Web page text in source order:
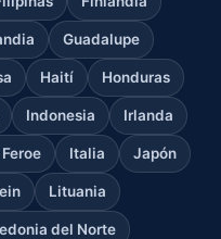
Guadalupe
Haití Honduras
Indonesia Irlanda
Italia Japón
Lituania
del Norte